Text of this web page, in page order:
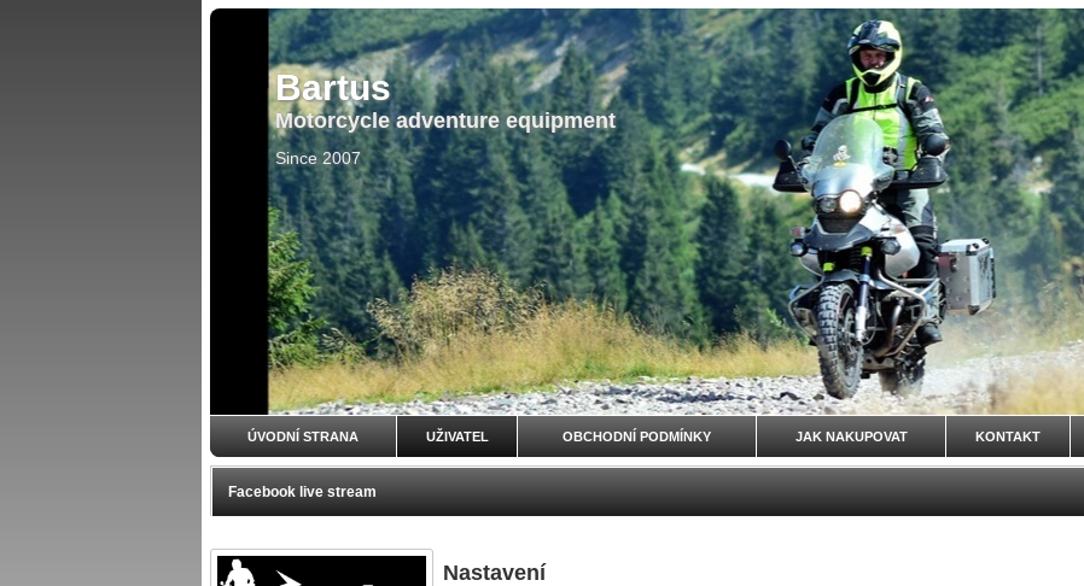
Bartus
Motorcycle adventure equipment
Since 2007
ÚVODNÍ STRANA UŽIVATEL OBCHODNÍ PODMÍNKY JAK NAKUPOVAT KONTAKT
Facebook live stream
Nastavení